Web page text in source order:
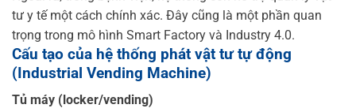
tư y tế một cách chính xác. Đây cũng là một phần quan
trọng trong mô hình Smart Factory và Industry 4.0.
Cấu tạo của hệ thống phát vật tư tự động
(Industrial Vending Machine)
Tủ máy (locker/vending)